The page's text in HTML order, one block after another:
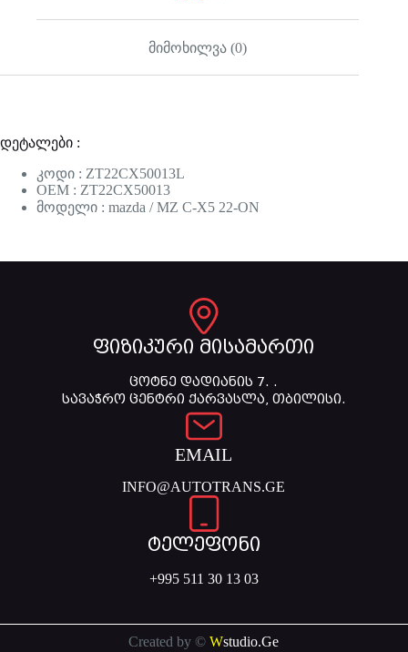
მიმოხილვა (0)
დეტალები :
კოდი : ZT22CX50013L
OEM : ZT22CX50013
მოდელი : mazda / MZ C-X5 22-ON
ფიზიკური მისამართი
ცოტნე დადიანის 7. .
სავაჭრო ცენტრი ქარვასლა, თბილისი.
EMAIL
INFO@AUTOTRANS.GE
ტელეფონი
+995 511 30 13 03
Created by ©Wstudio.Ge